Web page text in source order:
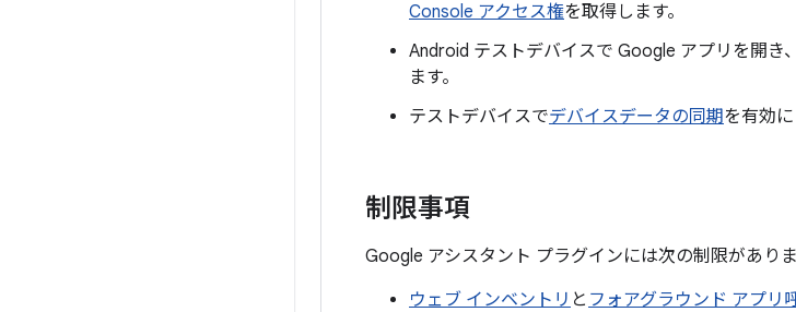
Console アクセス権を取得します。
Android テストデバイスで Google アプリを開き
ます。
テストデバイスでデバイスデータの同期を有効に
制限事項
Google アシスタント プラグインには次の制限がありま
ウェブ インベントリ と フォアグラウンド アプリ